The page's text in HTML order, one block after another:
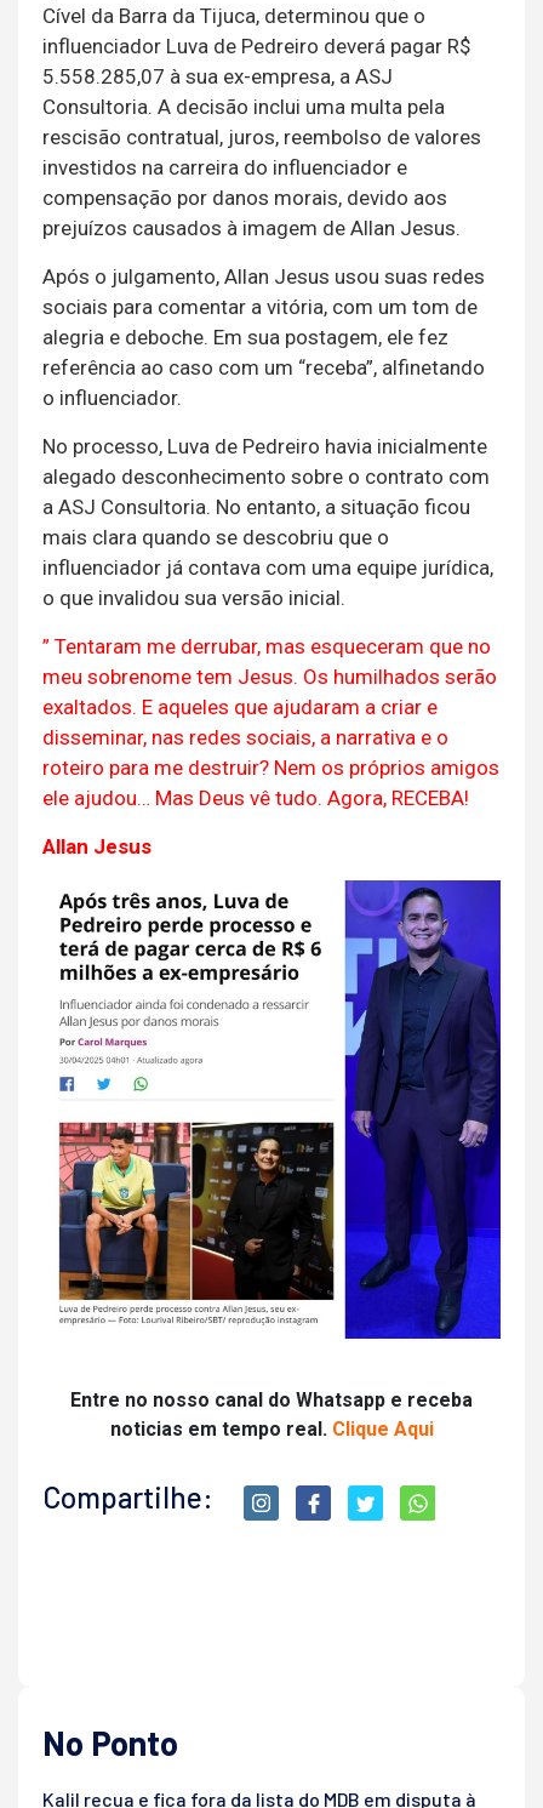
Cível da Barra da Tijuca, determinou que o
influenciador Luva de Pedreiro deverá pagar R$
5.558.285,07 à sua ex-empresa, a ASJ
Consultoria. A decisão inclui uma multa pela
rescisão contratual, juros, reembolso de valores
investidos na carreira do influenciador e
compensação por danos morais, devido aos
prejuízos causados à imagem de Allan Jesus.
Após o julgamento, Allan Jesus usou suas redes
sociais para comentar a vitória, com um tom de
alegria e deboche. Em sua postagem, ele fez
referência ao caso com um “receba”, alfinetando
o influenciador.
No processo, Luva de Pedreiro havia inicialmente
alegado desconhecimento sobre o contrato com
a ASJ Consultoria. No entanto, a situação ficou
mais clara quando se descobriu que o
influenciador já contava com uma equipe jurídica,
o que invalidou sua versão inicial.
” Tentaram me derrubar, mas esqueceram que no
meu sobrenome tem Jesus. Os humilhados serão
exaltados. E aqueles que ajudaram a criar e
disseminar, nas redes sociais, a narrativa e o
roteiro para me destruir? Nem os próprios amigos
ele ajudou… Mas Deus vê tudo. Agora, RECEBA!
Allan Jesus
Entre no nosso canal do Whatsapp e receba
noticias em tempo real. Clique Aqui
Compartilhe:
No Ponto
Kalil recua e fica fora da lista do MDB em disputa à